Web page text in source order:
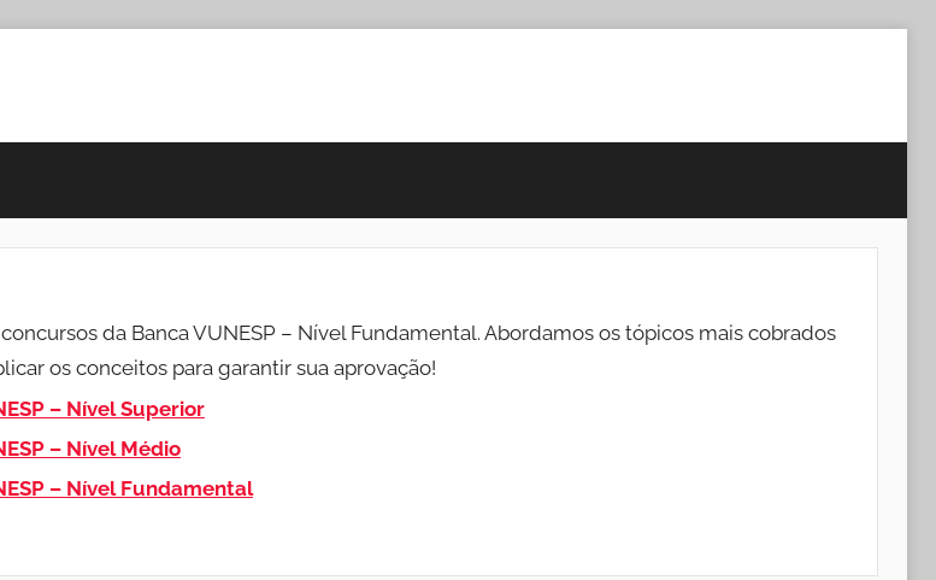
da Banca VUNESP – Nível Fundamental. Abordamos os tópicos mais cobrados
os conceitos para garantir sua aprovação!
– Nível Superior
– Nível Médio
– Nível Fundamental